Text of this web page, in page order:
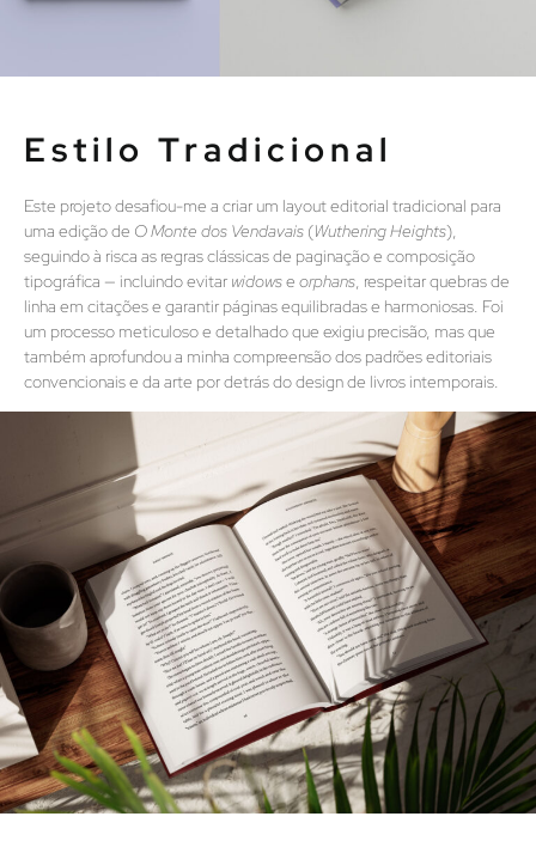
Estilo Tradicional
Este projeto desafiou-me a criar um layout editorial tradicional para
uma edição de O Monte dos Vendavais (Wuthering Heights),
seguindo à risca as regras clássicas de paginação e composição
tipográfica — incluindo evitar widowse orphans , respeitar quebras de
linha em citações e garantir páginas equilibradas e harmoniosas. Foi
um processo meticuloso e detalhado que exigiu precisão, mas que
também aprofundou a minha compreensão dos padrões editoriais
convencionais e da arte por detrás do design de livros intemporais.